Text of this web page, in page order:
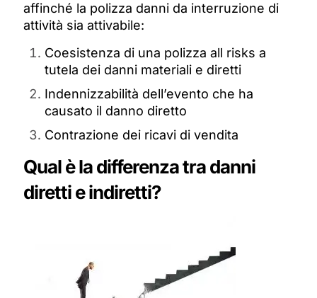
affinché la polizza danni da interruzione di
attività sia attivabile:
Coesistenza di una polizza all risks a
tutela dei danni materiali e diretti
Indennizzabilità dell’evento che ha
causato il danno diretto
Contrazione dei ricavi di vendita
Qual è la differenza tra danni
diretti e indiretti?